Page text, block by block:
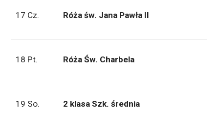
17 Cz. Róża św. Jana Pawła II
18 Pt. Róża Św. Charbela
19 So. 2 klasa Szk. średnia